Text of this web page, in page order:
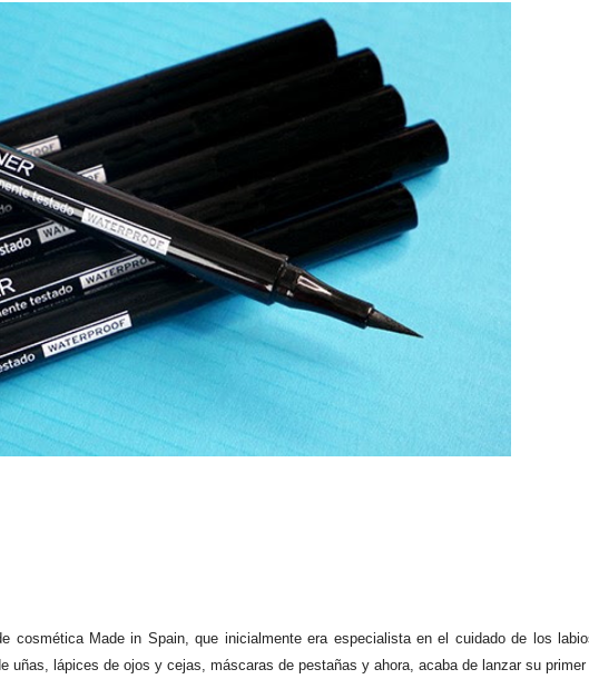
cosmética Made in Spain, que inicialmente era especialista en el cuidado de los
uñas, lápices de ojos y cejas, máscaras de pestañas y ahora, acaba de lanzar su